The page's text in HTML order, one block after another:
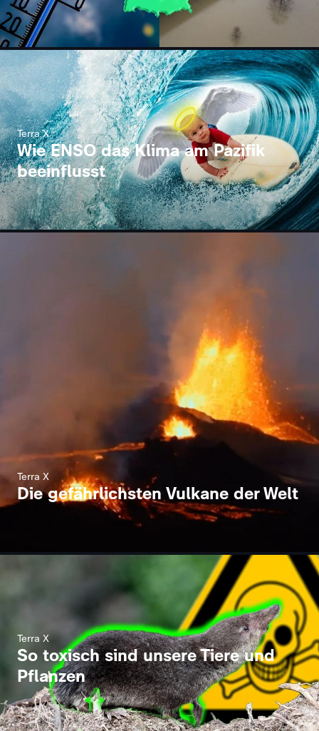
Terra X
Wie ENSO das Klima am Pazifik
beeinflusst
Terra X
Die gefährlichsten Vulkane der Welt
Terra X
So toxisch sind unsere Tiere und
Pflanzen